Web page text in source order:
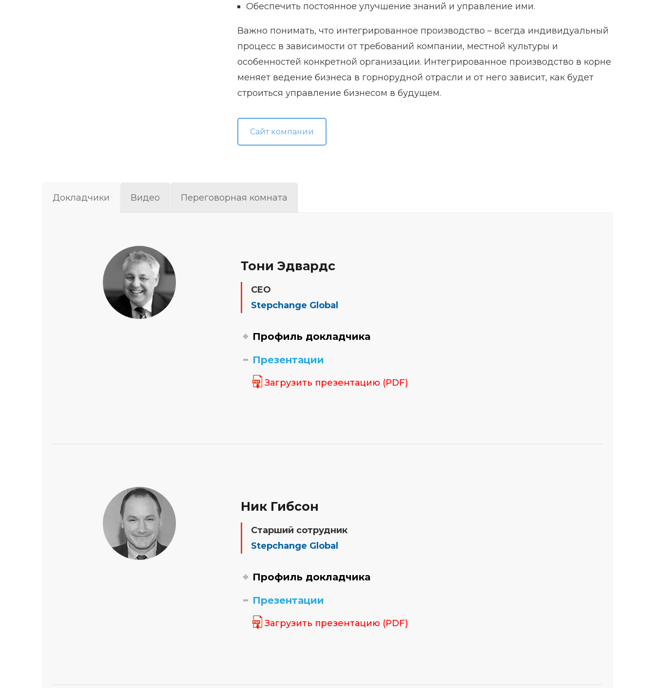
Обеспечить постоянное улучшение знаний и управление ими.
Важно понимать, что интегрированное производство – всегда индивидуальный
процесс в зависимости от требований компании, местной культуры и
особенностей конкретной организации. Интегрированное производство в корне
меняет ведение бизнеса в горнорудной отрасли и от него зависит, как будет
строиться управление бизнесом в будущем.
Сайт компании
Докладчики Видео Переговорная комната
Тони Эдвардс
CEO
Stepchange Global
Профиль докладчика
Презентации
Загрузить презентацию (PDF)
Ник Гибсон
Старший сотрудник
Stepchange Global
Профиль докладчика
Презентации
Загрузить презентацию (PDF)